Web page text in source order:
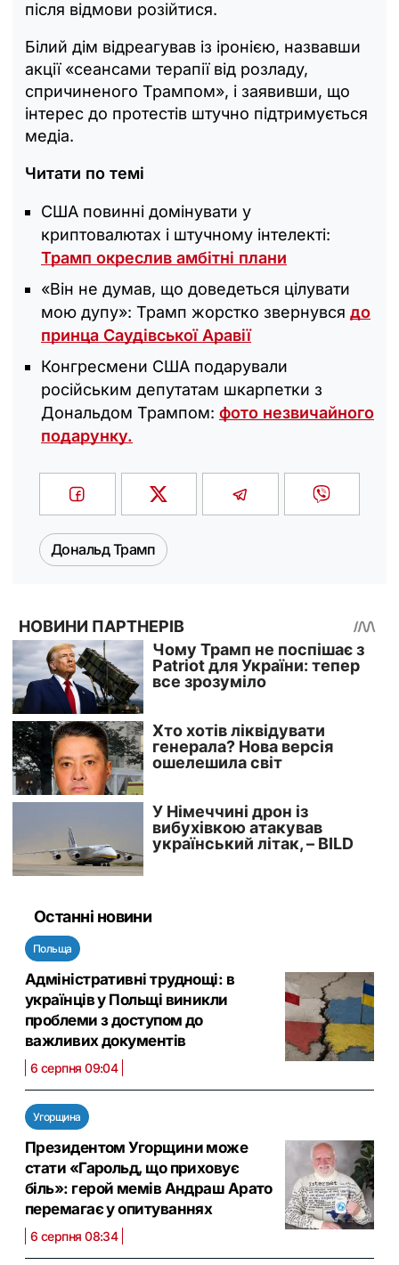
після відмови розійтися.
Білий дім відреагував із іронією, назвавши
акції «сеансами терапії від розладу,
спричиненого Трампом», і заявивши, що
інтерес до протестів штучно підтримується
медіа.
Читати по темі
США повинні домінувати у
криптовалютах і штучному інтелекті:
Трамп окреслив амбітні плани
«Він не думав, що доведеться цілувати
мою дупу»: Трамп жорстко звернувся до
принца Саудівської Аравії
Конгресмени США подарували
російським депутатам шкарпетки з
Дональдом Трампом: фото незвичайного
подарунку.
Дональд Трамп
Останні новини
Польща
Адміністративні труднощі: в
українців у Польщі виникли
проблеми з доступом до
важливих документів
6 серпня 09:04
Угорщина
Президентом Угорщини може
стати «Гарольд, що приховує
біль»: герой мемів Андраш Арато
перемагає у опитуваннях
6 серпня 08:34